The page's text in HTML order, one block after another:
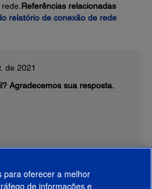
Referências relacionadas
relatório de conexão de rede
de 2021
Agradecemos sua resposta.
para oferecer a melhor
de informações e